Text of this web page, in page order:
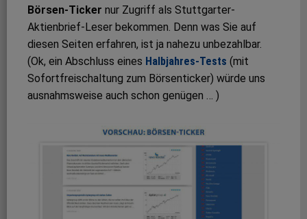
Börsen-Ticker nur Zugriff als Stuttgarter-
Aktienbrief-Leser bekommen. Denn was Sie auf
diesen Seiten erfahren, ist ja nahezu unbezahlbar.
(Ok, ein Abschluss eines Halbjahres-Tests (mit
Sofortfreischaltung zum Börsenticker) würde uns
ausnahmsweise auch schon genügen … )